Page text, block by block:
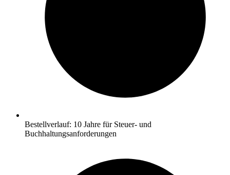
Bestellverlauf: 10 Jahre für Steuer- und
Buchhaltungsanforderungen